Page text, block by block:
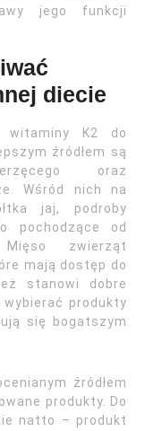
jego funkcji
diecie
witaminy K2 do
źródłem są
oraz
Wśród nich na
jaj, podroby
pochodzące od
zwierząt
mają dostęp do
stanowi dobre
produkty
się bogatszym
źródłem
produkty. Do
natto – produkt